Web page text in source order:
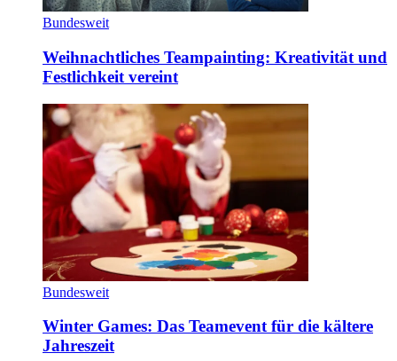
Bundesweit
Weihnachtliches Teampainting: Kreativität und
Festlichkeit vereint
Bundesweit
Winter Games: Das Teamevent für die kältere
Jahreszeit